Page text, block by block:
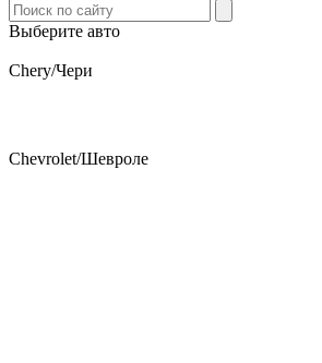
Выберите авто
Chery/Чери
Chevrolet/Шевроле